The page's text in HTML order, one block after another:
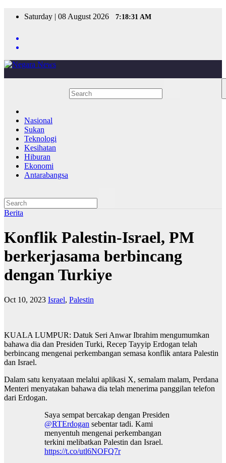
Saturday | 08 August 2026 7:18:31 AM
Nasional
Sukan
Teknologi
Kesihatan
Hiburan
Ekonomi
Antarabangsa
Berita
Konflik Palestin-Israel, PM
berkerjasama berbincang
dengan Turkiye
Oct 10, 2023 Israel, Palestin
KUALA LUMPUR: Datuk Seri Anwar Ibrahim mengumumkan
bahawa dia dan Presiden Turki, Recep Tayyip Erdogan telah
berbincang mengenai perkembangan semasa konflik antara Palestin
dan Israel.
Dalam satu kenyataan melalui aplikasi X, semalam malam, Perdana
Menteri menyatakan bahawa dia telah menerima panggilan telefon
dari Erdogan.
Saya sempat bercakap dengan Presiden
@RTErdogan sebentar tadi. Kami
menyentuh mengenai perkembangan
terkini melibatkan Palestin dan Israel.
https://t.co/utl6NOFQ7r